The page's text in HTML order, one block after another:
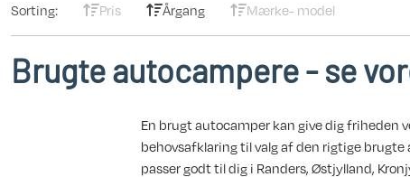
Sorting: Pris Årgang Mærke- model
Brugte autocampere - se
En brugt autocamper kan give dig friheden
behovsafklaring til valg af den rigtige brugte
passer godt til dig i Randers, Østjylland,